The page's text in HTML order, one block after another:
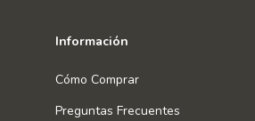
Información
Cómo Comprar
Preguntas Frecuentes